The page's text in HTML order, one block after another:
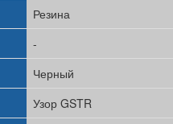
Резина
-
Черный
Узор GSTR